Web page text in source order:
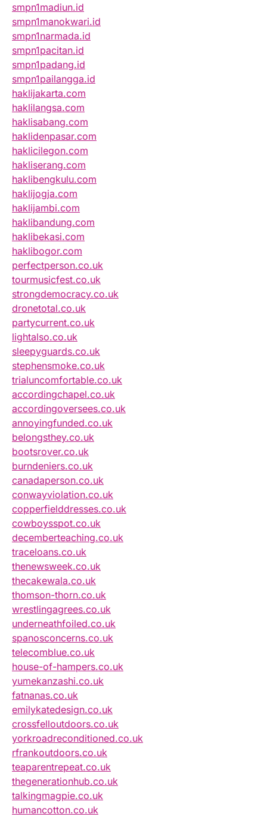
smpn1madiun.id
smpn1manokwari.id
smpn1narmada.id
smpn1pacitan.id
smpn1padang.id
smpn1pailangga.id
haklijakarta.com
haklilangsa.com
haklisabang.com
haklidenpasar.com
haklicilegon.com
hakliserang.com
haklibengkulu.com
haklijogja.com
haklijambi.com
haklibandung.com
haklibekasi.com
haklibogor.com
perfectperson.co.uk
tourmusicfest.co.uk
strongdemocracy.co.uk
dronetotal.co.uk
partycurrent.co.uk
lightalso.co.uk
sleepyguards.co.uk
stephensmoke.co.uk
trialuncomfortable.co.uk
accordingchapel.co.uk
accordingoversees.co.uk
annoyingfunded.co.uk
belongsthey.co.uk
bootsrover.co.uk
burndeniers.co.uk
canadaperson.co.uk
conwayviolation.co.uk
copperfielddresses.co.uk
cowboysspot.co.uk
decemberteaching.co.uk
traceloans.co.uk
thenewsweek.co.uk
thecakewala.co.uk
thomson-thorn.co.uk
wrestlingagrees.co.uk
underneathfoiled.co.uk
spanosconcerns.co.uk
telecomblue.co.uk
house-of-hampers.co.uk
yumekanzashi.co.uk
fatnanas.co.uk
emilykatedesign.co.uk
crossfelloutdoors.co.uk
yorkroadreconditioned.co.uk
rfrankoutdoors.co.uk
teaparentrepeat.co.uk
thegenerationhub.co.uk
talkingmagpie.co.uk
humancotton.co.uk